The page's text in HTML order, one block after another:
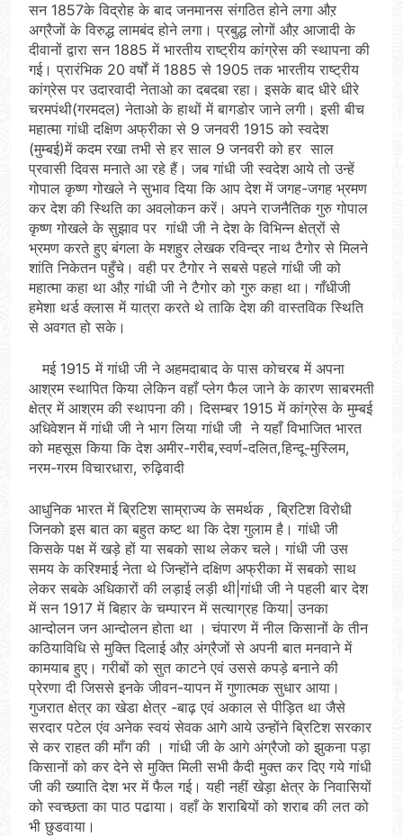
सन 1857के विद्रोह के बाद जनमानस संगठित होने लगा औऱ
अग्रैजों के विरुद्ध लामबंद होने लगा। प्रबुद्ध लोगों औऱ आजादी के
दीवानों द्वारा सन 1885 में भारतीय राष्ट्रीय कांग्रेस की स्थापना की
गई। प्रारंभिक 20 वर्षों में 1885 से 1905 तक भारतीय राष्ट्रीय
कांग्रेस पर उदारवादी नेताओ का दबदबा रहा। इसके बाद धीरे धीरे
चरमपंथी(गरमदल) नेताओ के हाथों में बागडोर जाने लगी। इसी बीच
महात्मा गांधी दक्षिण अफ्रीका से 9 जनवरी 1915 को स्वदेश
(मुम्बई)में कदम रखा तभी से हर साल 9 जनवरी को हर साल
प्रवासी दिवस मनाते आ रहे हैं। जब गांधी जी स्वदेश आये तो उन्हें
गोपाल कृष्ण गोखले ने सुभाव दिया कि आप देश में जगह-जगह भ्रमण
कर देश की स्थिति का अवलोकन करें। अपने राजनैतिक गुरु गोपाल
कृष्ण गोखले के सुझाव पर गांधी जी ने देश के विभिन्न क्षेत्रों से
भ्रमण करते हुए बंगला के मशहुर लेखक रविन्द्र नाथ टैगोर से मिलने
शांति निकेतन पहुँचे। वही पर टैगोर ने सबसे पहले गांधी जी को
महात्मा कहा था औऱ गांधी जी ने टैगोर को गुरु कहा था। गाँधीजी
हमेशा थर्ड क्लास में यात्रा करते थे ताकि देश की वास्तविक स्थिति
से अवगत हो सके।
मई 1915 में गांधी जी ने अहमदाबाद के पास कोचरब में अपना
आश्रम स्थापित किया लेकिन वहाँ प्लेग फैल जाने के कारण साबरमती
क्षेत्र में आश्रम की स्थापना की। दिसम्बर 1915 में कांग्रेस के मुम्बई
अधिवेशन में गांधी जी ने भाग लिया गांधी जी ने यहाँ विभाजित भारत
को महसूस किया कि देश अमीर-गरीब,स्वर्ण-दलित,हिन्दू-मुस्लिम,
नरम-गरम विचारधारा, रुढ़िवादी
आधुनिक भारत में ब्रिटिश साम्राज्य के समर्थक , ब्रिटिश विरोधी
जिनको इस बात का बहुत कष्ट था कि देश गुलाम है। गांधी जी
किसके पक्ष में खड़े हों या सबको साथ लेकर चले। गांधी जी उस
समय के करिश्माई नेता थे जिन्होंने दक्षिण अफ्रीका में सबको साथ
लेकर सबके अधिकारों की लड़ाई लड़ी थी|गांधी जी ने पहली बार देश
में सन 1917 में बिहार के चम्पारन में सत्याग्रह किया| उनका
आन्दोलन जन आन्दोलन होता था । चंपारण में नील किसानों के तीन
कठियाविधि से मुक्ति दिलाई औऱ अंग्रैजों से अपनी बात मनवाने में
कामयाब हुए। गरीबों को सुत काटने एवं उससे कपड़े बनाने की
प्रेरणा दी जिससे इनके जीवन-यापन में गुणात्मक सुधार आया।
गुजरात क्षेत्र का खेडा क्षेत्र -बाढ़ एवं अकाल से पीड़ित था जैसे
सरदार पटेल एंव अनेक स्वयं सेवक आगे आये उन्होंने ब्रिटिश सरकार
से कर राहत की माँग की । गांधी जी के आगे अंग्रैजो को झुकना पड़ा
किसानों को कर देने से मुक्ति मिली सभी कैदी मुक्त कर दिए गये गांधी
जी की ख्याति देश भर में फैल गई। यही नहीं खेड़ा क्षेत्र के निवासियों
को स्वच्छता का पाठ पढाया। वहाँ के शराबियों को शराब की लत को
भी छुडवाया।